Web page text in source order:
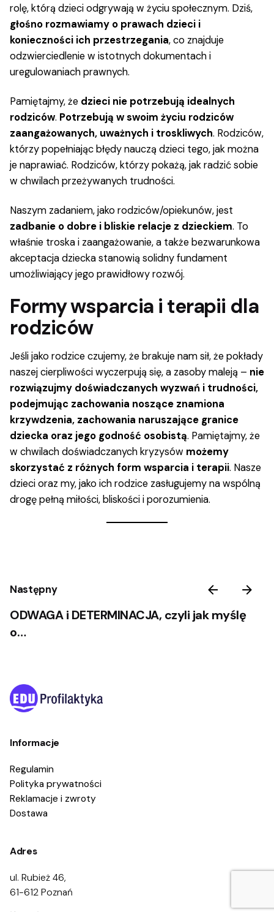
rolę, którą dzieci odgrywają w życiu społecznym. Dziś,
głośno rozmawiamy o prawach dzieci i
konieczności ich przestrzegania, co znajduje
odzwierciedlenie w istotnych dokumentach i
uregulowaniach prawnych.
Pamiętajmy, że dzieci nie potrzebują idealnych
rodziców. Potrzebują w swoim życiu rodziców
zaangażowanych, uważnych i troskliwych. Rodziców,
którzy popełniając błędy nauczą dzieci tego, jak można
je naprawiać. Rodziców, którzy pokażą, jak radzić sobie
w chwilach przeżywanych trudności.
Naszym zadaniem, jako rodziców/opiekunów, jest
zadbanie o dobre i bliskie relacje z dzieckiem. To
właśnie troska i zaangażowanie, a także bezwarunkowa
akceptacja dziecka stanowią solidny fundament
umożliwiający jego prawidłowy rozwój.
Formy wsparcia i terapii dla
rodziców
Jeśli jako rodzice czujemy, że brakuje nam sił, że pokłady
naszej cierpliwości wyczerpują się, a zasoby maleją – nie
rozwiązujmy doświadczanych wyzwań i trudności,
podejmując zachowania noszące znamiona
krzywdzenia, zachowania naruszające granice
dziecka oraz jego godność osobistą. Pamiętajmy, że
w chwilach doświadczanych kryzysów możemy
skorzystać z różnych form wsparcia i terapii. Nasze
dzieci oraz my, jako ich rodzice zasługujemy na wspólną
drogę pełną miłości, bliskości i porozumienia.
Następny
ODWAGA i DETERMINACJA, czyli jak myślę
o…
Informacje
Regulamin
Polityka prywatności
Reklamacje i zwroty
Dostawa
Adres
ul. Rubież 46,
61-612 Poznań